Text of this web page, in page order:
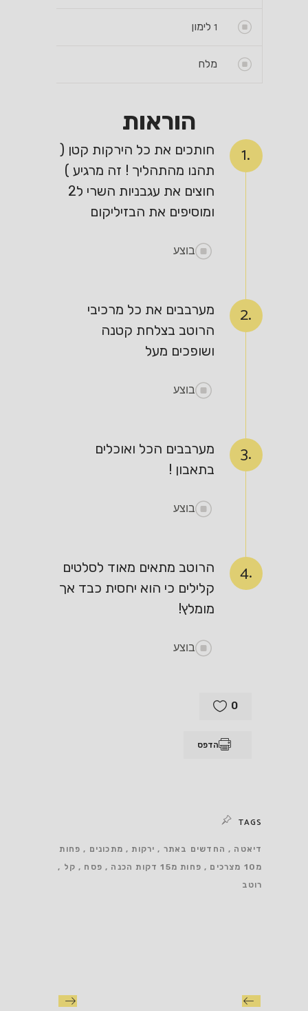
1 לימון
מלח
הוראות
1.
חותכים את כל הירקות קטן (
תהנו מהתהליך ! זה מרגיע )
חוצים את עגבניות השרי ל2
ומוסיפים את הבזיליקום
בוצע
2.
מערבבים את כל מרכיבי
הרוטב בצלחת קטנה
ושופכים מעל
בוצע
3.
מערבבים הכל ואוכלים
בתאבון !
בוצע
4.
הרוטב מתאים מאוד לסלטים
קלילים כי הוא יחסית כבד אך
מומלץ!
בוצע
0
הדפס
TAGS
דיאטה החדשים באתר ירקות מתכונים
פחות
מ10 מצרכים
פחות מ15 דקות הכנה פסח
קל
רוטב